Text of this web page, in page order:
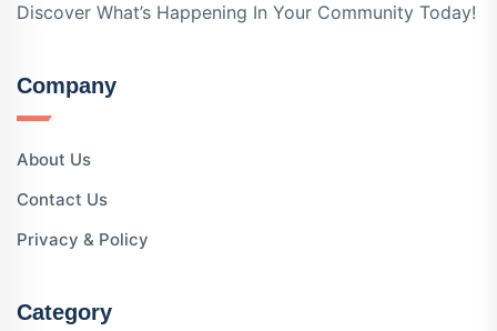
Discover What’s Happening In Your Community Today!
Company
About Us
Contact Us
Privacy & Policy
Category